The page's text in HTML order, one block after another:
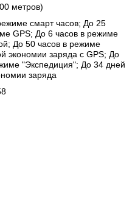
метров)
смарт часов; До 25
GPS; До 6 часов в режиме
До 50 часов в режиме
экономии заряда с GPS; До
"Экспедиция"; До 34 дней
заряда